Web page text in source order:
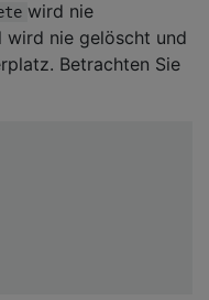
wird nie
wird nie gelöscht und
Betrachten Sie